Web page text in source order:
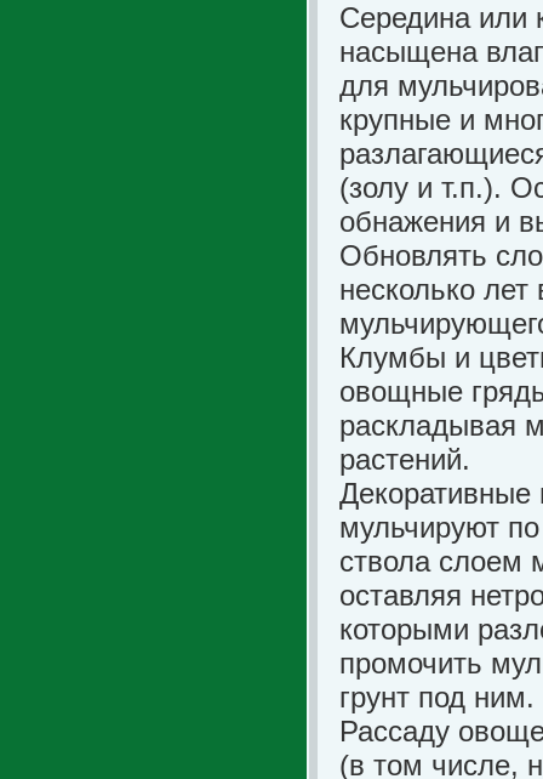
Середина или
насыщена
для
крупные и
(золу и т.п.).
обнажения и
Обновлять
несколько лет
Клумбы и
овощные
раскладывая
растений.
Декоративные
мульчируют
ствола слоем
оставляя
которыми
промочить
грунт под ним.
Рассаду
(в том числе,